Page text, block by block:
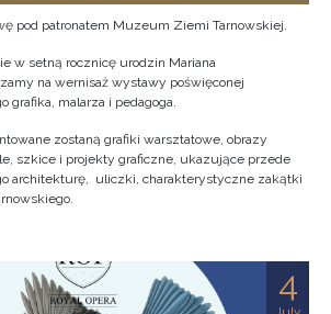
pod patronatem Muzeum Ziemi Tarnowskiej.
w setną rocznicę urodzin Mariana
na wernisaż wystawy poświęconej
grafika, malarza i pedagoga.
zostaną grafiki warsztatowe, obrazy
szkice i projekty graficzne, ukazujące przede
architekturę, uliczki, charakterystyczne zakątki
4